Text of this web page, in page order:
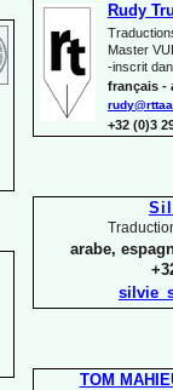
Rudy
Master
-inscrit
français -
+32 (0)3
arabe,
TOM